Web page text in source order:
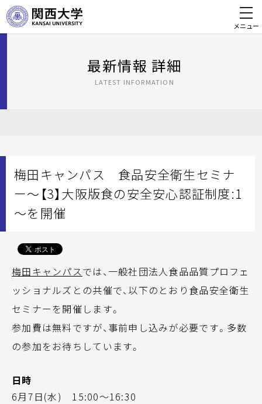
メニュー
最新情報 詳細
LATEST INFORMATION
梅田キャンパス 食品安全衛生セミナ
ー～【3】大阪版食の安全安心認証制度:1
～を開催
梅田キャンパスでは、一般社団法人食品品質プロフェ
ッショナルズとの共催で、以下のとおり食品安全衛生
セミナーを開催します。
参加費は無料ですが、事前申し込みが必要です。多数
の参加をお待ちしています。
日時
6月7日(水) 15:00～16:30